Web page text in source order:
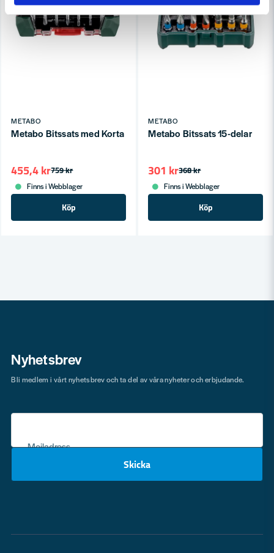
METABO
Metabo Bitssats med Korta + Långa bits (56-delar)
759 kr
455,4 kr
Finns i Webblager
Köp
METABO
Metabo Bitssats 15-delar
368 kr
301 kr
Finns i Webblager
Köp
Nyhetsbrev
Mejladress
Skicka
Bli medlem i vårt nyhetsbrev och ta del av våra nyheter och erbjudande.